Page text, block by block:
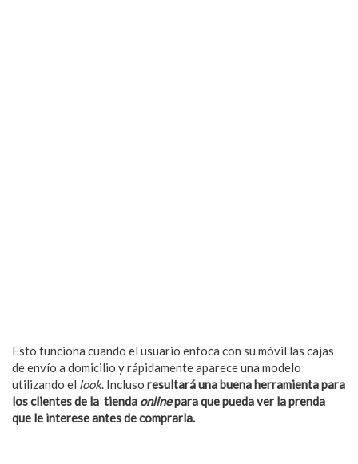
Esto funciona cuando el usuario enfoca con su móvil las cajas
de envío a domicilio y rápidamente aparece una modelo
utilizando el look. Incluso resultará una buena herramienta para
los clientes de la tienda onlinepara que pueda ver la prenda
que le interese antes de comprarla.